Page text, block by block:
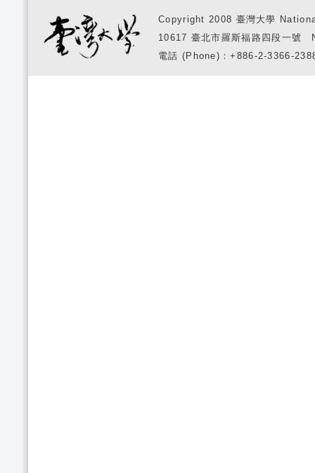
Copyright 2008 臺灣大學
10617 臺北市羅斯福路四段一
電話 (Phone)：+886-2-3366-